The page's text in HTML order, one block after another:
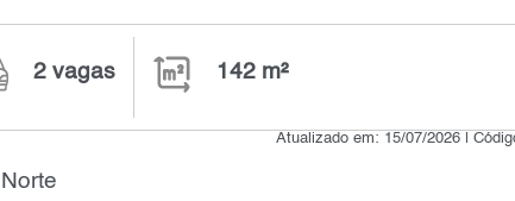
2 vagas 142 m²
Atualizado em: 15/07/2026 |